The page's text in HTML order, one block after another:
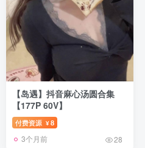
【岛遇】抖音麻心汤圆合集
【177P 60V】
付费资源 ¥8
3个月前 28